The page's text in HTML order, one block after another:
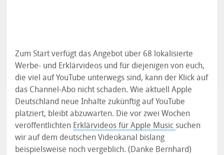
Zum Start verfügt das Angebot über 68 lokalisierte
Werbe- und Erklärvideos und für diejenigen von euch,
die viel auf YouTube unterwegs sind, kann der Klick auf
das Channel-Abo nicht schaden. Wie aktuell Apple
Deutschland neue Inhalte zukünftig auf YouTube
platziert, bleibt abzuwarten. Die vor zwei Wochen
veröffentlichten Erklärvideos für Apple Musicsuchen
wir auf dem deutschen Videokanal bislang
beispielsweise noch vergeblich. (Danke Bernhard)